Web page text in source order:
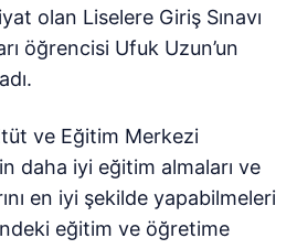
olan Liselere Giriş Sınavı
öğrencisi Ufuk Uzun’un
ve Eğitim Merkezi
daha iyi eğitim almaları ve
en iyi şekilde yapabilmeleri
eğitim ve öğretime